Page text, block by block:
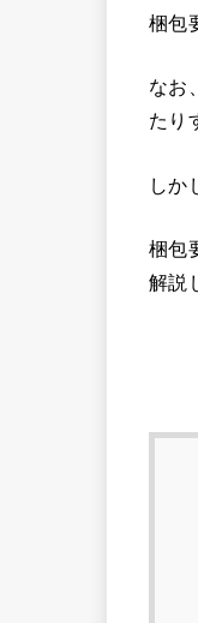
梱包
なお
たり
しか
梱包
解説